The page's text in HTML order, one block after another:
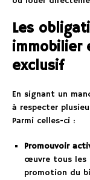
Les
immobilier
exclusif
En signant un
à respecter
Parmi celles-ci :
Promouvoir
œuvre tous les
promotion du